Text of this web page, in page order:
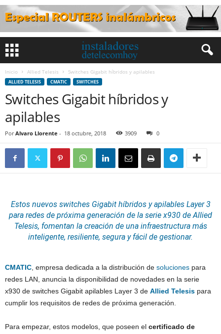
Inicio Allied Telesis Switches Gigabit híbridos y apilables
ALLIED TELESIS CMATIC SWITCHES
Switches Gigabit híbridos y
apilables
Por Alvaro Llorente - 18 octubre, 2018 3909 0
Estos nuevos switchesGigabit híbridosy apilables Layer 3
para redes de próxima generación de la serie x930 deAllied
Telesis, fomentan la creación de una infraestructura más
inteligente, resiliente, segura y fácil de gestionar.
CMATIC , empresa dedicada a la distribución de soluciones para
redes LAN, anuncia la disponibilidad de novedades en la serie
x930 de switches Gigabit apilables Layer 3 de Allied Telesis para
cumplir los requisitos de redes de próxima generación.
Para empezar, estos modelos, que poseen el certificado de